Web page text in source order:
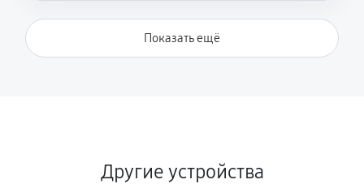
Показать ещё
Другие устройства